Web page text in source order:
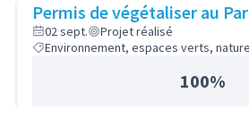
Permis de végétaliser au
02 sept.
Projet réalisé
Environnement, espaces verts,
100%